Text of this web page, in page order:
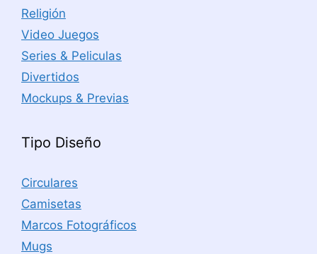
Religión
Video Juegos
Series & Peliculas
Divertidos
Mockups & Previas
Tipo Diseño
Circulares
Camisetas
Marcos Fotográficos
Mugs